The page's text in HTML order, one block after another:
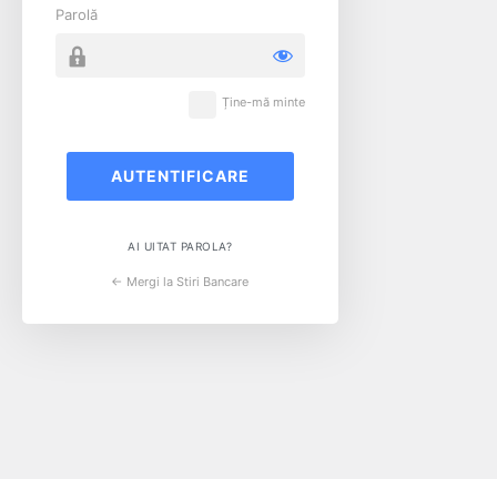
Parolă
Ține-mă minte
AI UITAT PAROLA?
← Mergi la Stiri Bancare